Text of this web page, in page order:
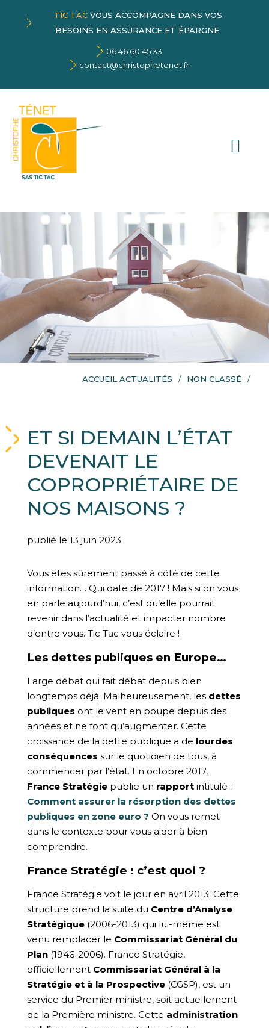
TIC TACVOUS ACCOMPAGNE DANS VOS
BESOINS EN ASSURANCE ET ÉPARGNE.
06 46 60 45 33
contact@christophetenet.fr
ACCUEIL ACTUALITÉS NON CLASSÉ
ET SI DEMAIN L’ÉTAT
DEVENAIT LE
COPROPRIÉTAIRE DE
NOS MAISONS ?
publié le 13 juin 2023
Vous êtes sûrement passé à côté de cette
information… Qui date de 2017 ! Mais si on vous
en parle aujourd’hui, c’est qu’elle pourrait
revenir dans l’actualité et impacter nombre
d’entre vous. Tic Tac vous éclaire !
Les dettes publiques en Europe…
Large débat qui fait débat depuis bien
longtemps déjà. Malheureusement, les dettes
publiques ont le vent en poupe depuis des
années et ne font qu’augmenter. Cette
croissance de la dette publique a de lourdes
conséquences sur le quotidien de tous, à
commencer par l’état. En octobre 2017,
France Stratégiepublie un rapportintitulé :
Comment assurer la résorption des dettes
publiques en zone euro ? On vous remet
dans le contexte pour vous aider à bien
comprendre.
France Stratégie : c’est quoi ?
France Stratégie voit le jour en avril 2013. Cette
structure prend la suite du Centre d’Analyse
Stratégique(2006-2013) qui lui-même est
venu remplacer le Commissariat Général du
Plan(1946-2006). France Stratégie,
officiellementCommissariat Général à la
Stratégie et à la Prospective(CGSP), est un
service du Premier ministre, soit actuellement
de la Première ministre. Cette administration